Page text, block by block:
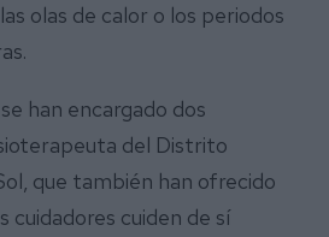
olas de calor o los periodos
han encargado dos
del Distrito
que también han ofrecido
cuidadores cuiden de sí